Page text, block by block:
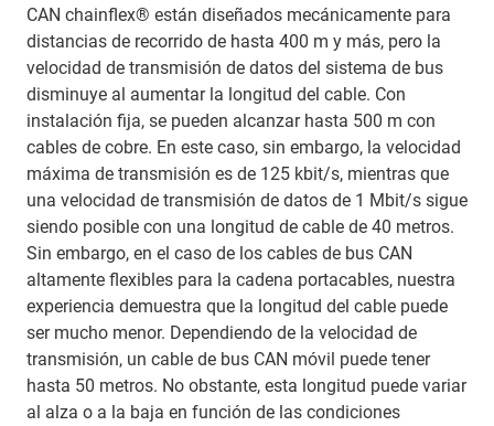
CAN chainflex® están diseñados mecánicamente para
distancias de recorrido de hasta 400 m y más, pero la
velocidad de transmisión de datos del sistema de bus
disminuye al aumentar la longitud del cable. Con
instalación fija, se pueden alcanzar hasta 500 m con
cables de cobre. En este caso, sin embargo, la velocidad
máxima de transmisión es de 125 kbit/s, mientras que
una velocidad de transmisión de datos de 1 Mbit/s sigue
siendo posible con una longitud de cable de 40 metros.
Sin embargo, en el caso de los cables de bus CAN
altamente flexibles para la cadena portacables, nuestra
experiencia demuestra que la longitud del cable puede
ser mucho menor. Dependiendo de la velocidad de
transmisión, un cable de bus CAN móvil puede tener
hasta 50 metros. No obstante, esta longitud puede variar
al alza o a la baja en función de las condiciones